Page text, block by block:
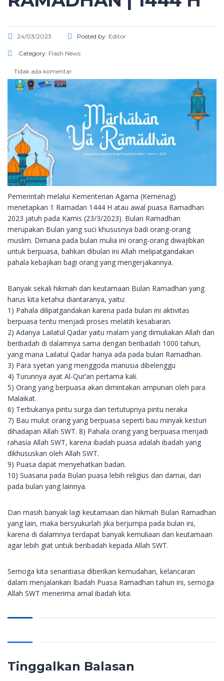
24/03/2023 Posted by: Editor
Category: Flash News
Tidak ada komentar
Pemerintah melalui Kementerian Agama (Kemenag)
menetapkan 1 Ramadan 1444 H atau awal puasa Ramadhan
2023 jatuh pada Kamis (23/3/2023). Bulan Ramadhan
merupakan Bulan yang suci khususnya badi orang-orang
muslim. Dimana pada bulan mulia ini orang-orang diwajibkan
untuk berpuasa, bahkan dibulan ini Allah melipatgandakan
pahala kebajikan bagi orang yang mengerjakannya.
Banyak sekali hikmah dan keutamaan Bulan Ramadhan yang
harus kita ketahui diantaranya, yaitu:
1) Pahala dilipatgandakan karena pada bulan ini aktivitas
berpuasa tentu menjadi proses melatih kesabaran.
2) Adanya Lailatul Qadar yaitu malam yang dimuliakan Allah dan
beribadah di dalamnya sama dengan beribadah 1000 tahun,
yang mana Lailatul Qadar hanya ada pada bulan Ramadhan.
3) Para syetan yang menggoda manusia dibelenggu
4) Turunnya ayat Al-Qur’an pertama kali.
5) Orang yang berpuasa akan dimintakan ampunan oleh para
Malaikat.
6) Terbukanya pintu surga dan tertutupnya pintu neraka
7) Bau mulut orang yang berpuasa seperti bau minyak kesturi
dihadapan Allah SWT. 8) Pahala orang yang berpuasa menjadi
rahasia Allah SWT, karena ibadah puasa adalah ibadah yang
dikhususkan oleh Allah SWT.
9) Puasa dapat menyehatkan badan.
10) Suasana pada Bulan puasa lebih religius dan damai, dari
pada bulan yang lainnya.
Dan masih banyak lagi keutamaan dan hikmah Bulan Ramadhan
yang lain, maka bersyukurlah jika berjumpa pada bulan ini,
karena di dalamnya terdapat banyak kemuliaan dan keutamaan
agar lebih giat untuk beribadah kepada Allah SWT.
Semoga kita senantiasa diberikan kemudahan, kelancaran
dalam menjalankan Ibadah Puasa Ramadhan tahun ini, semoga
Allah SWT menerima amal ibadah kita.
Tinggalkan Balasan